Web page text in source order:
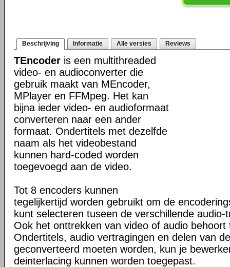
Beschrijving Informatie Alle versies Reviews
TEncoder is een multithreaded
video- en audioconverter die
gebruik maakt van MEncoder,
MPlayer en FFMpeg. Het kan
bijna ieder video- en audioformaat
converteren naar een ander
formaat. Ondertitels met dezelfde
naam als het videobestand
kunnen hard-coded worden
toegevoegd aan de video.
Tot 8 encoders kunnen
tegelijkertijd worden gebruikt om de
kunt selecteren tuseen de verschillende
Ook het onttrekken van video of audio behoort
Ondertitels, audio vertragingen en delen van
geconverteerd moeten worden, kun je
deinterlacing kunnen worden toegepast.